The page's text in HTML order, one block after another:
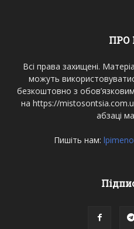
ПРО
Всі права захищені.
можуть
безкоштовно з
на https://
абзаці
Пишіть нам: